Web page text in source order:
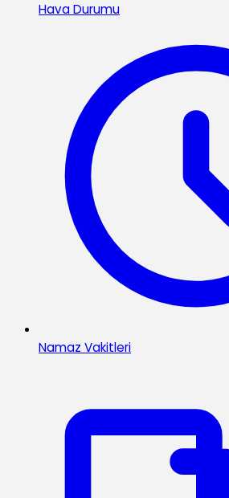
Hava Durumu
Namaz Vakitleri